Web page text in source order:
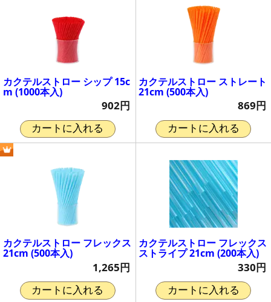
カクテルストロー シップ 15c
m (1000本入)
902円
カートに入れる
カクテルストロー ストレート
21cm (500本入)
869円
カートに入れる
カクテルストロー フレックス
21cm (500本入)
1,265円
カートに入れる
カクテルストロー フレックス
ストライプ 21cm (200本入)
330円
カートに入れる